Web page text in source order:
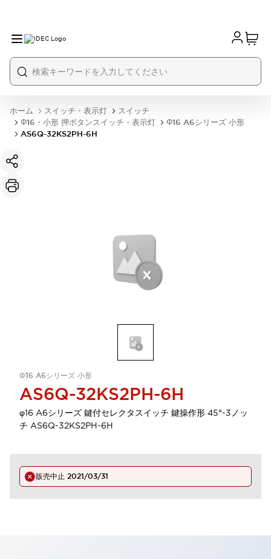
ホーム スイッチ・表示灯
スイッチ
Φ16・小形 押ボタンスイッチ・表示灯
Φ16 A6シリーズ 小形
AS6Q-32KS2PH-6H
Φ16 A6シリーズ 小形
AS6Q-32KS2PH-6H
φ16 A6シリーズ 鍵付セレクタスイッチ 鍵操作形 45°-3ノッ
チ AS6Q-32KS2PH-6H
販売中止 2021/03/31